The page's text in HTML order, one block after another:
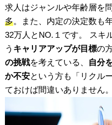
求人はジャンルや年齢層を
多。また、内定の決定数も
32万人とNO.１です。 スキ
う キャリアアップが目標の
の挑戦を考えている、
自分
か不安という方も「リクル
ておけば間違いありません。